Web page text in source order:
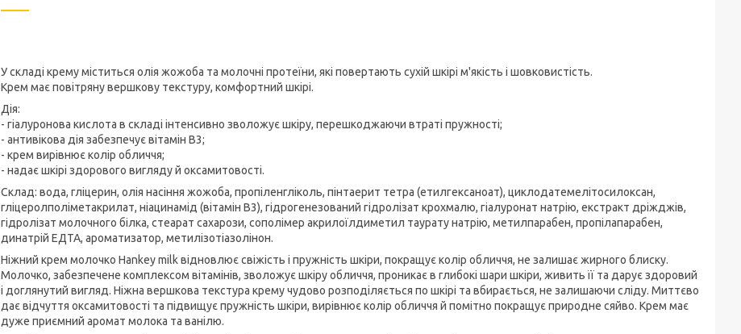
У складі крему міститься олія жожоба та молочні протеїни, які повертають сухій шкірі м'якість і шовковистість.
Крем має повітряну вершкову текстуру, комфортний шкірі.
Дія:
- гіалуронова кислота в складі інтенсивно зволожує шкіру, перешкоджаючи втраті пружності;
- антивікова дія забезпечує вітамін В3;
- крем вирівнює колір обличчя;
- надає шкірі здорового вигляду й оксамитовості.
Склад: вода, гліцерин, олія насіння жожоба, пропіленгліколь, пінтаерит тетра (етилгексаноат), циклодатемелітосилоксан,
гліцеролполіметакрилат, ніацинамід (вітамін В3), гідрогенезований гідролізат крохмалю, гіалуронат натрію, екстракт дріжджів,
гідролізат молочного білка, стеарат сахарози, сополімер акрилоїлдиметил таурату натрію, метилпарабен, пропілапарабен,
динатрій ЕДТА, ароматизатор, метилізотіазолінон.
Ніжний крем молочко Hankey milk відновлює свіжість і пружність шкіри, покращує колір обличчя, не залишає жирного блиску.
Молочко, забезпечене комплексом вітамінів, зволожує шкіру обличчя, проникає в глибокі шари шкіри, живить її та дарує здоровий
і доглянутий вигляд. Ніжна вершкова текстура крему чудово розподіляється по шкірі та вбирається, не залишаючи сліду. Миттєво
дає відчуття оксамитовості та підвищує пружність шкіри, вирівнює колір обличчя й помітно покращує природне сяйво. Крем має
дуже приємний аромат молока та ванілю.